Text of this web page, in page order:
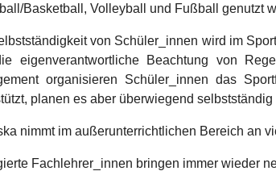
Basketball, Volleyball und Fußball genutzt
von Schüler_innen wird im
eigenverantwortliche Beachtung von
organisieren Schüler_innen das
planen es aber überwiegend
nimmt im außerunterrichtlichen Bereich an
Fachlehrer_innen bringen immer wieder